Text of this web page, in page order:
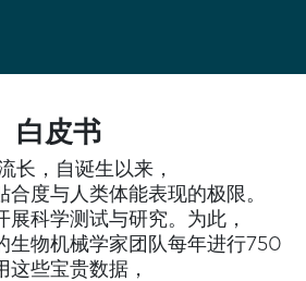
白皮书
长，自诞生以来，
度与人类体能表现的极限。
展科学测试与研究。为此，
生物机械学家团队每年进行750
这些宝贵数据，